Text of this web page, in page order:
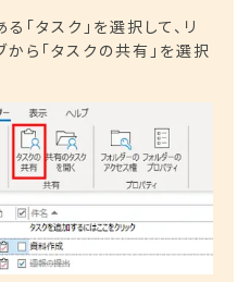
「タスク」を選択して、リ
から「タスクの共有」を選択